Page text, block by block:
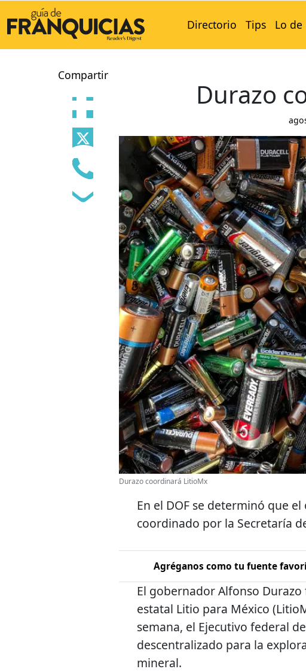
Directorio Tips Lo de
Compartir
Durazo
Durazo coordinará LitioMx
En el DOF se determinó que
coordinado por la Secretaría
Agréganos como tu fuente
El gobernador Alfonso
estatal Litio para México
semana, el Ejecutivo federal
descentralizado para la
mineral.